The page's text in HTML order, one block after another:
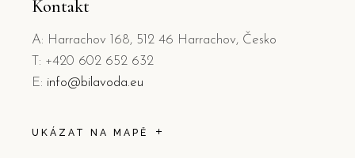
Kontakt
A: Harrachov 168, 512 46 Harrachov, Česko
T: +420 602 652 632
E: info@bilavoda.eu
UKÁZAT NA MAPĚ